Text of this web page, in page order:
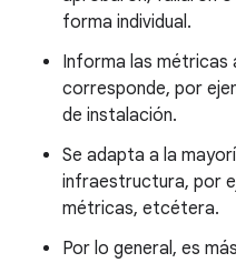
forma individual.
Informa las métricas
corresponde, por
de instalación.
Se adapta a la
infraestructura, por
métricas, etcétera.
Por lo general, es